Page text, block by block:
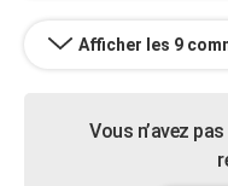
Afficher les 9
Vous n’avez